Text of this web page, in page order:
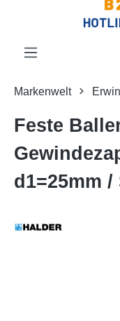
Markenwelt
Feste
d1=25mm /